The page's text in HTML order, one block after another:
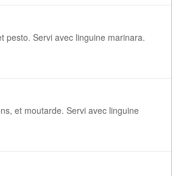
pesto. Servi avec linguine marinara.
et moutarde. Servi avec linguine